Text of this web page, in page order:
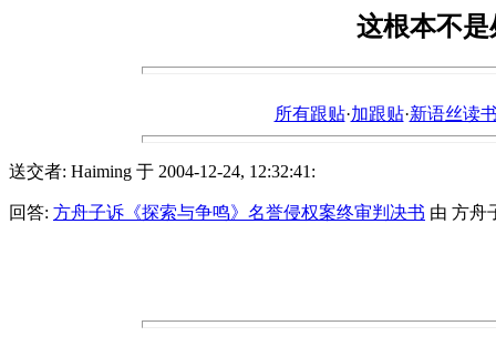
这根本不
所有跟贴·加跟贴·新语丝读
送交者: Haiming 于 2004-12-24, 12:32:41:
回答: 方舟子诉《探索与争鸣》名誉侵权案终审判决书 由 方舟